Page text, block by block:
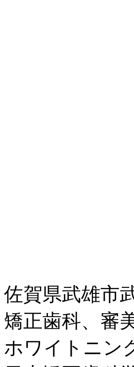
佐賀県武雄市
矯正歯科、審
ホワイトニン